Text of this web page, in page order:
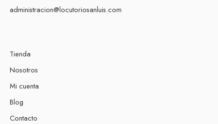
administracion@locutoriosanluis.com
Tienda
Nosotros
Mi cuenta
Blog
Contacto